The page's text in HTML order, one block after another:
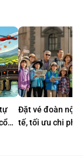
Đặt vé đoàn nội
tế, tối ưu chi phí